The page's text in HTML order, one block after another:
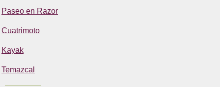
Paseo en Razor
Cuatrimoto
Kayak
Temazcal